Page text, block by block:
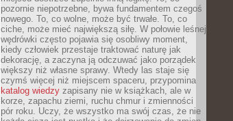
pozornie niepotrzebne, bywa fundamentem czegoś
nowego. To, co wolne, może być trwałe. To, co
ciche, może mieć największą siłę. W połowie leśnej
wędrówki często pojawia się osobliwy moment,
kiedy człowiek przestaje traktować naturę jak
dekorację, a zaczyna ją odczuwać jako porządek
większy niż własne sprawy. Wtedy las staje się
czymś więcej niż miejscem spaceru, przypomina
katalog wiedzy zapisany nie w książkach, ale w
korze, zapachu ziemi, ruchu chmur i zmienności
pór roku. Uczy, że wszystko ma swój czas, że nie